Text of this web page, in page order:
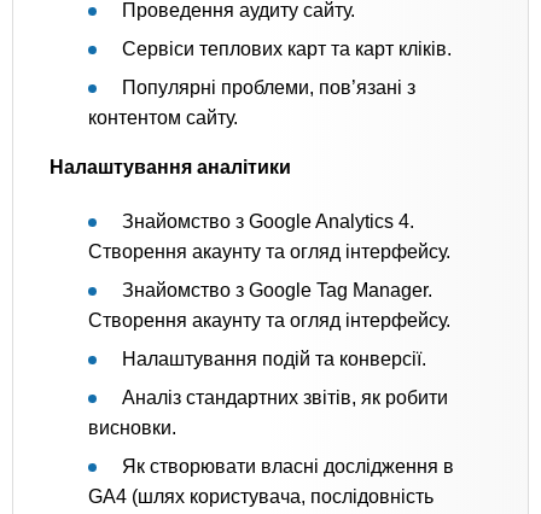
Проведення аудиту сайту.
Сервіси теплових карт та карт кліків.
Популярні проблеми, пов’язані з
контентом сайту.
Налаштування аналітики
Знайомство з Google Analytics 4.
Створення акаунту та огляд інтерфейсу.
Знайомство з Google Tag Manager.
Створення акаунту та огляд інтерфейсу.
Налаштування подій та конверсії.
Аналіз стандартних звітів, як робити
висновки.
Як створювати власні дослідження в
GA4 (шлях користувача, послідовність